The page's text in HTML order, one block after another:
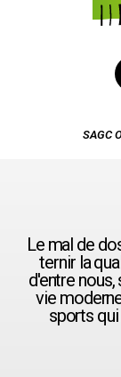
SAGC
Le mal de
ternir la
d'entre
vie
sports